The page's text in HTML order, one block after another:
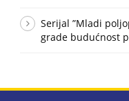
Serijal ”Mladi
grade budućnost